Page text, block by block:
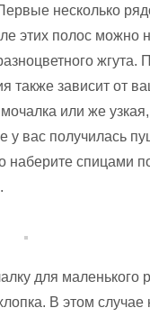
несколько
этих полос можно
также зависит от
или же
у вас получилась
наберите спицами
для маленького
В этом